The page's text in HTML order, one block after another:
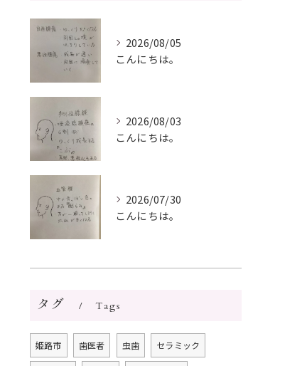
2026/08/05
こんにちは。
2026/08/03
こんにちは。
2026/07/30
こんにちは。
タグ Tags
姫路市 歯医者 虫歯 セラミック